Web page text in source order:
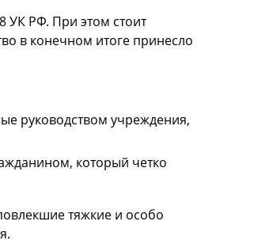
УК РФ. При этом стоит
в конечном итоге принесло
руководством учреждения,
который четко
тяжкие и особо